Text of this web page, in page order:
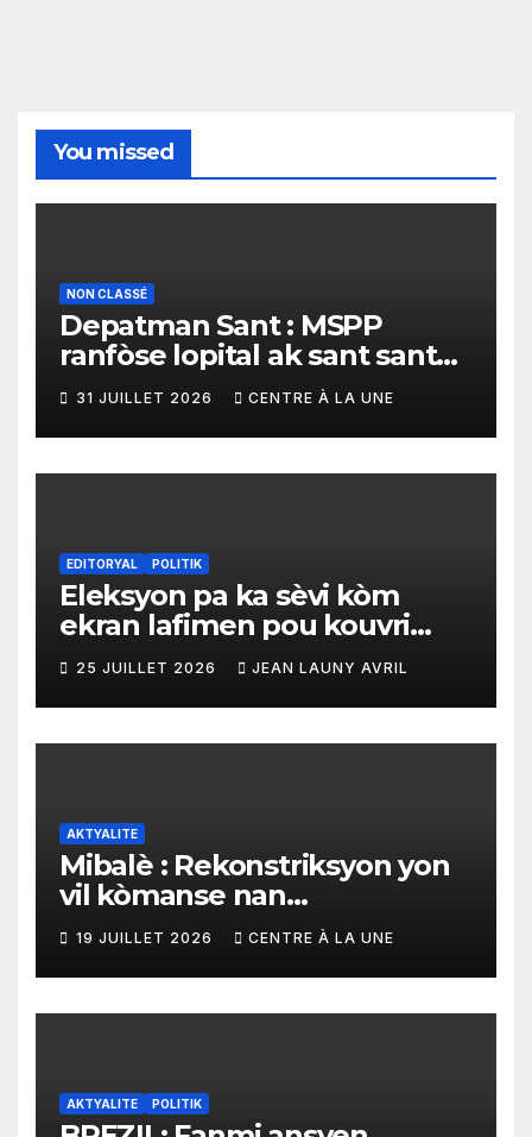
You missed
NON CLASSÉ
Depatman Sant : MSPP
ranfòse lopital ak sant sante
yo ak yon enpòtan kagezon
materyèl medikal
31 JUILLET 2026 CENTRE À LA UNE
EDITORYAL POLITIK
Eleksyon pa ka sèvi kòm
ekran lafimen pou kouvri
echèk tranzisyon an
25 JUILLET 2026 JEAN LAUNY AVRIL
AKTYALITE
Mibalè : Rekonstriksyon yon
vil kòmanse nan
rekonstriksyon lespri moun
yo
19 JUILLET 2026 CENTRE À LA UNE
AKTYALITE POLITIK